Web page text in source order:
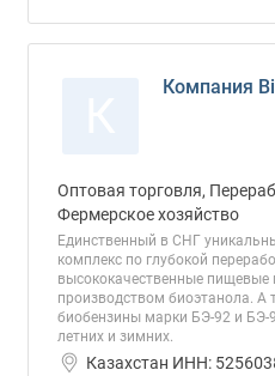
Компания
Оптовая торговля,
Фермерское хозяйство
Единственный в СНГ
комплекс по глубокой
высококачественные пищевые
производством биоэтанола. А
биобензины марки БЭ-92 и БЭ-
летних и зимних.
Казахстан ИНН: